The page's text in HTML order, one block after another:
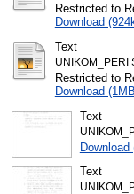
Restricted to
Download
Text
UNIKOM_PERI
Restricted to
Download
Text
Download
Text